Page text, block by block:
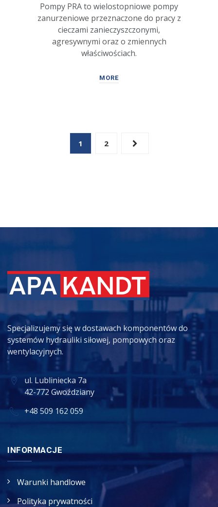
Pompy PRA to wielostopniowe pompy
zanurzeniowe przeznaczone do pracy z
cieczami zanieczyszczonymi,
agresywnymi oraz o zmiennych
właściwościach.
MORE
1 2
Specjalizujemy się w dostawach komponentów do
systemów hydrauliki siłowej, pompowych oraz
wentylacyjnych.
ul. Lubliniecka 7a
42-772 Gwoździany
+48 509 162 059
INFORMACJE
Warunki handlowe
Polityka prywatności